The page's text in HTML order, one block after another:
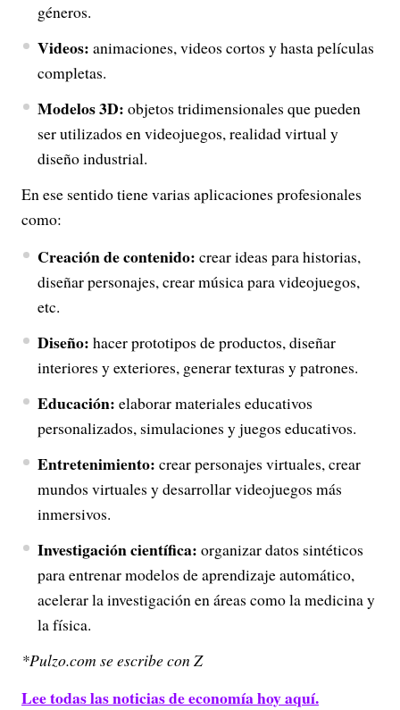
géneros.
Videos: animaciones, videos cortos y hasta películas
completas.
Modelos 3D: objetos tridimensionales que pueden
ser utilizados en videojuegos, realidad virtual y
diseño industrial.
En ese sentido tiene varias aplicaciones profesionales
como:
Creación de contenido: crear ideas para historias,
diseñar personajes, crear música para videojuegos,
etc.
Diseño: hacer prototipos de productos, diseñar
interiores y exteriores, generar texturas y patrones.
Educación: elaborar materiales educativos
personalizados, simulaciones y juegos educativos.
Entretenimiento: crear personajes virtuales, crear
mundos virtuales y desarrollar videojuegos más
inmersivos.
Investigación científica: organizar datos sintéticos
para entrenar modelos de aprendizaje automático,
acelerar la investigación en áreas como la medicina y
la física.
*Pulzo.com se escribe con Z
Lee todas las noticias de economía hoy aquí.